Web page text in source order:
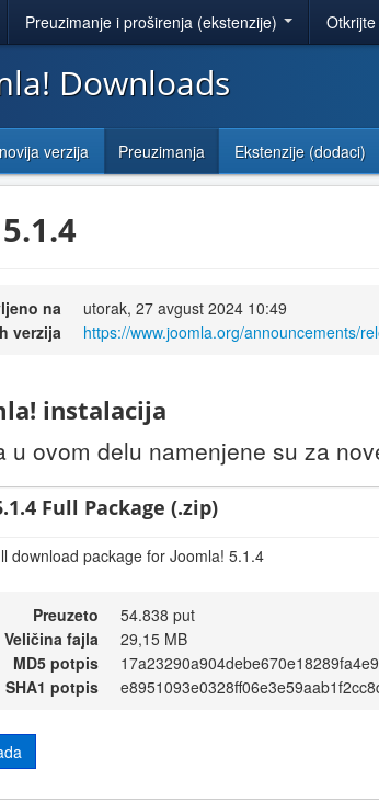
Preuzimanje i proširenja (ekstenzije)
Downloads
verzija Preuzimanja Ekstenzije (dodaci)
na
utorak, 27 avgust 2024 10:49
verzija
https://www.joomla.org/announcements/
instalacija
u ovom delu namenjene su za
Full Package (.zip)
download package for Joomla! 5.1.4
Preuzeto
54.838 put
Veličina fajla
29,15 MB
MD5 potpis
SHA1 potpis